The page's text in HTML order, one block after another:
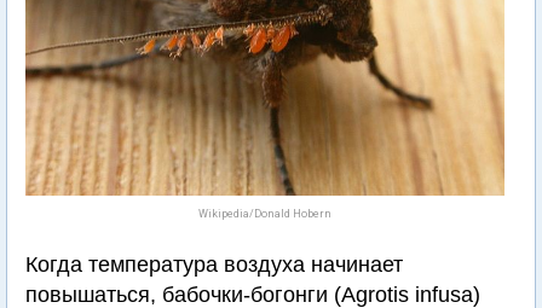
Wikipedia/Donald Hobern
Когда температура воздуха начинает
повышаться, бабочки-богонги (Agrotis infusa)